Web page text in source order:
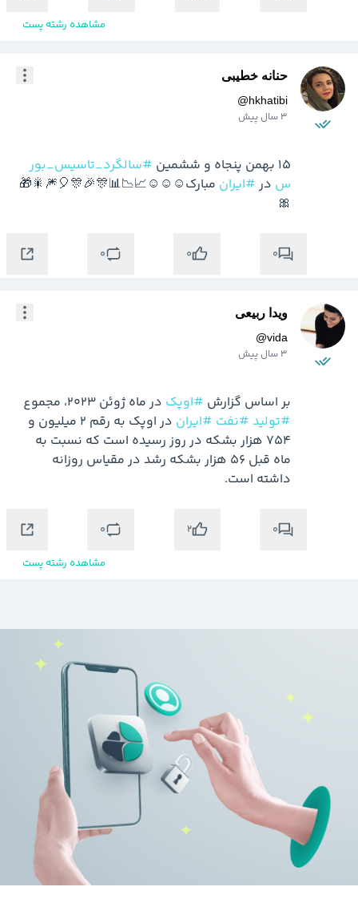
مشاهده رشته پست
حنانه خطیبی
@hkhatibi
3 سال پیش
15 بهمن پنجاه و ششمین
#سالگرد_تاسیس_بور
س در #ایران مبارک☺️☺️☺️📈📉📊🎊🎉🎊🎈🎆🎇🎁
🎀
0
0
0
ویدا ربیعی
@vida
3 سال پیش
بر اساس گزارش #اوپک در ماه ژوئن 2023، مجموع
#تولید #نفت #ایران
داشته است.
0
2
0
مشاهده رشته پست